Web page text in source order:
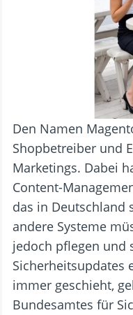
Den Namen
Shopbetreiber und
Marketings. Dabei
Content-
das in Deutschland
andere Systeme
jedoch pflegen und
Sicherheitsupdates
immer geschieht,
Bundesamtes für